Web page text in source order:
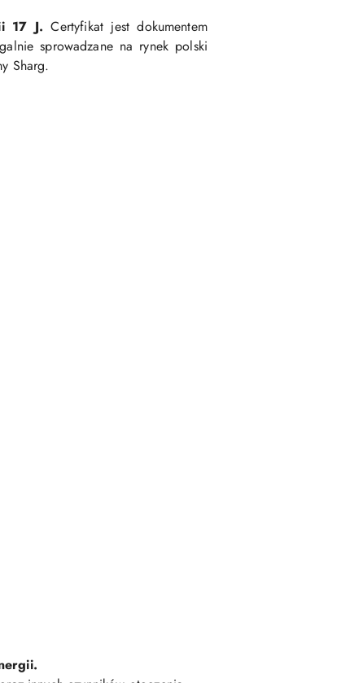
17 J. Certyfikat jest dokumentem
sprowadzane na rynek polski
Sharg.